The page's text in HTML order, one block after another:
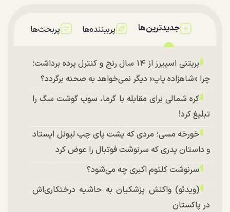
جدیدترین‌ها پربیننده‌ها پربحث‌ها
بریتنی اسپیرز از ۱۴ سال رنج و کنترل پرده برداشت؛
چرا «شاهزاده پاپ» دیگر نمی‌خواهد به صحنه برگردد؟
کره شمالی برای مقابله با گرما، سوپ گوشت سگ را
تبلیغ کرد!
خورخه مسی؛ مردی که پشت پای چپ لیونل ایستاد
و داستان پدری که سرنوشت فوتبال را عوض کرد
سرنوشت کلثوم اکبری چه می‌شود؟
(ویدئو) واکنش پزشکیان به حاشیه درختکاری‌اش
در پاکستان